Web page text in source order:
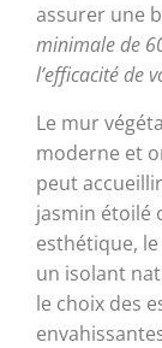
assurer une
minimale de
l’efficacité de
Le mur
moderne et
peut
jasmin étoilé
esthétique,
un isolant
le choix des